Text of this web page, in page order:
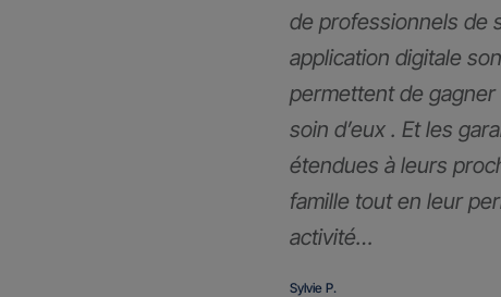
de professionnels de
application digitale
permettent de
soin d’eux . Et les
étendues à leurs
famille tout en leur
activité…
Sylvie P.